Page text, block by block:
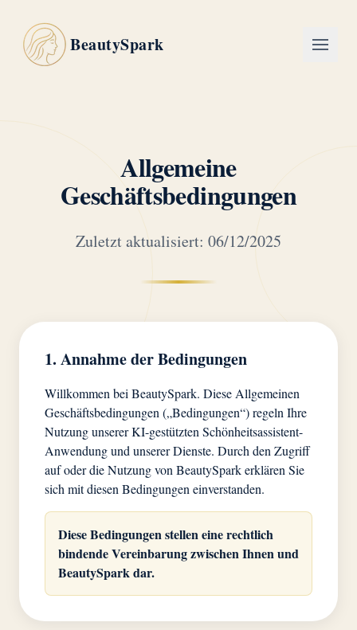
BeautySpark
Allgemeine
Geschäftsbedingungen
Zuletzt aktualisiert: 06/12/2025
1. Annahme der Bedingungen
Willkommen bei BeautySpark. Diese Allgemeinen
Geschäftsbedingungen („Bedingungen“) regeln Ihre
Nutzung unserer KI-gestützten Schönheitsassistent-
Anwendung und unserer Dienste. Durch den Zugriff
auf oder die Nutzung von BeautySpark erklären Sie
sich mit diesen Bedingungen einverstanden.
Diese Bedingungen stellen eine rechtlich
bindende Vereinbarung zwischen Ihnen und
BeautySpark dar.